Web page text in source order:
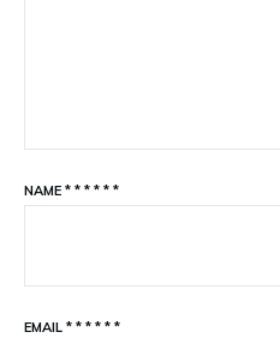
NAME * * * * * *
EMAIL * * * * * *